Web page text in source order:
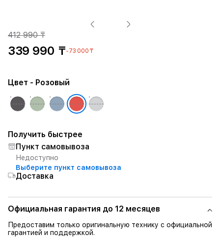
412 990 ₸
339 990 ₸-73 000 ₸
Цвет - Розовый
Получить быстрее
Пункт самовывоза
Недоступно
Выберите пункт самовывоза
Доставка
Официальная гарантия до 12 месяцев
Предоставим только оригинальную технику с официальной
гарантией и поддержкой.